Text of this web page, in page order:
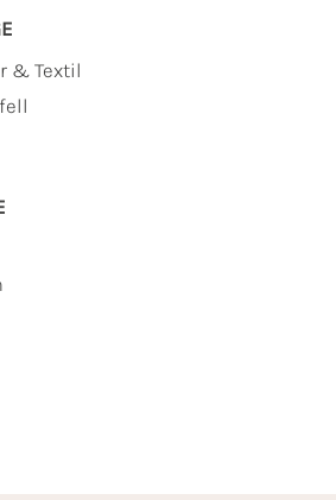
& Textil